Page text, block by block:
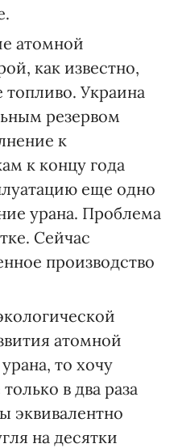
атомной
как известно,
Украина
резервом
к
к концу года
еще одно
урана. Проблема
Сейчас
производство
атомной
то хочу
в два раза
эквивалентно
на десятки